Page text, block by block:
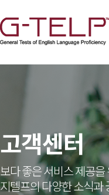
고객센터
보다 좋은 서비스 제공
지텔프의 다양한 소식과